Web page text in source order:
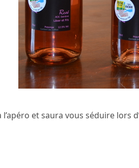
et saura vous séduire lors